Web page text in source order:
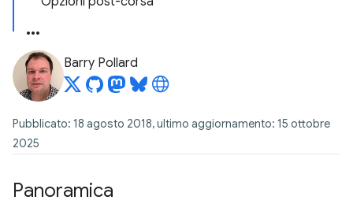
Barry Pollard
Pubblicato: 18 agosto 2018, ultimo aggiornamento: 15 ottobre
2025
Panoramica